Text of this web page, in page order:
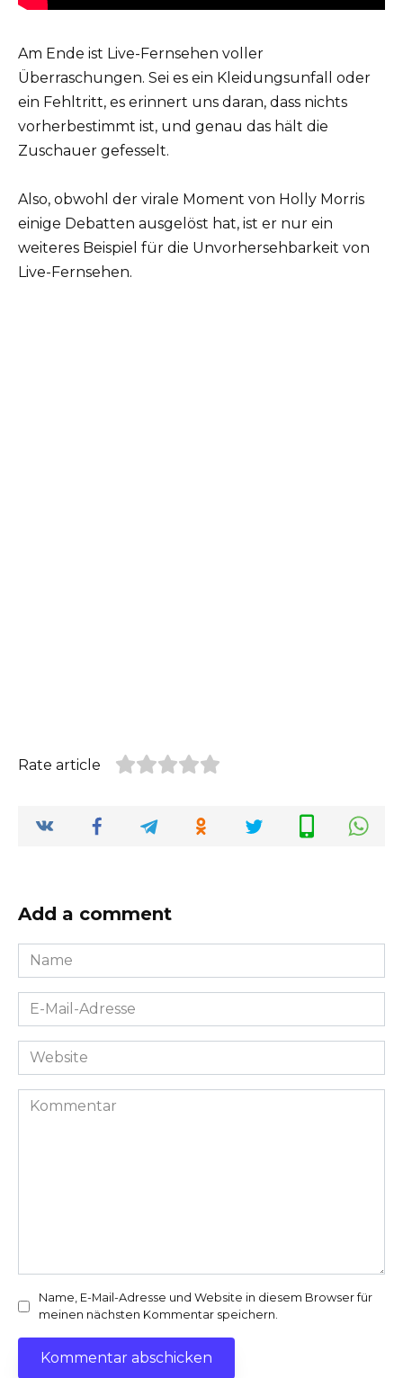
Am Ende ist Live-Fernsehen voller
Überraschungen. Sei es ein Kleidungsunfall oder
ein Fehltritt, es erinnert uns daran, dass nichts
vorherbestimmt ist, und genau das hält die
Zuschauer gefesselt.
Also, obwohl der virale Moment von Holly Morris
einige Debatten ausgelöst hat, ist er nur ein
weiteres Beispiel für die Unvorhersehbarkeit von
Live-Fernsehen.
Rate article
Add a comment
Name
*
E-
Mail-
Adresse
Website
Kommentar
Name, E-Mail-Adresse und Website in diesem Browser für
meinen nächsten Kommentar speichern.